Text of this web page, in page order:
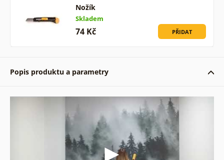
Nožík
Skladem
74 Kč PŘIDAT
Popis produktu a parametry